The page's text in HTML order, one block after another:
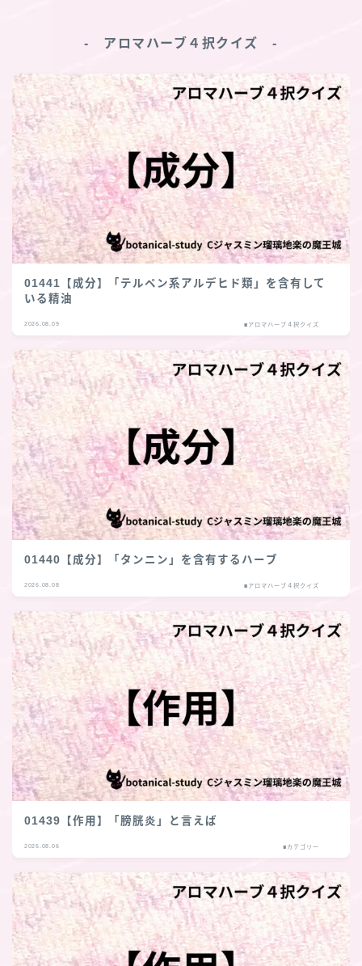
‐ アロマハーブ４択クイズ ‐
01441【成分】「テルペン系アルデヒド類」を含有して
いる精油
2026.08.09 ■アロマハーブ４択クイズ
01440【成分】「タンニン」を含有するハーブ
2026.08.08 ■アロマハーブ４択クイズ
01439【作用】「膀胱炎」と言えば
2026.08.06 ■カテゴリー